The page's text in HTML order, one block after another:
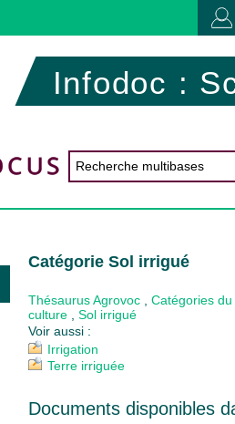
Infodoc :
Catégorie Sol irrigué
Thésaurus Agrovoc Catégories du
culture
Sol irrigué
Voir aussi :
Irrigation
Terre irriguée
Documents disponibles